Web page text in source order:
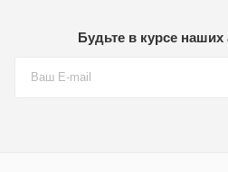
Будьте в курсе наших